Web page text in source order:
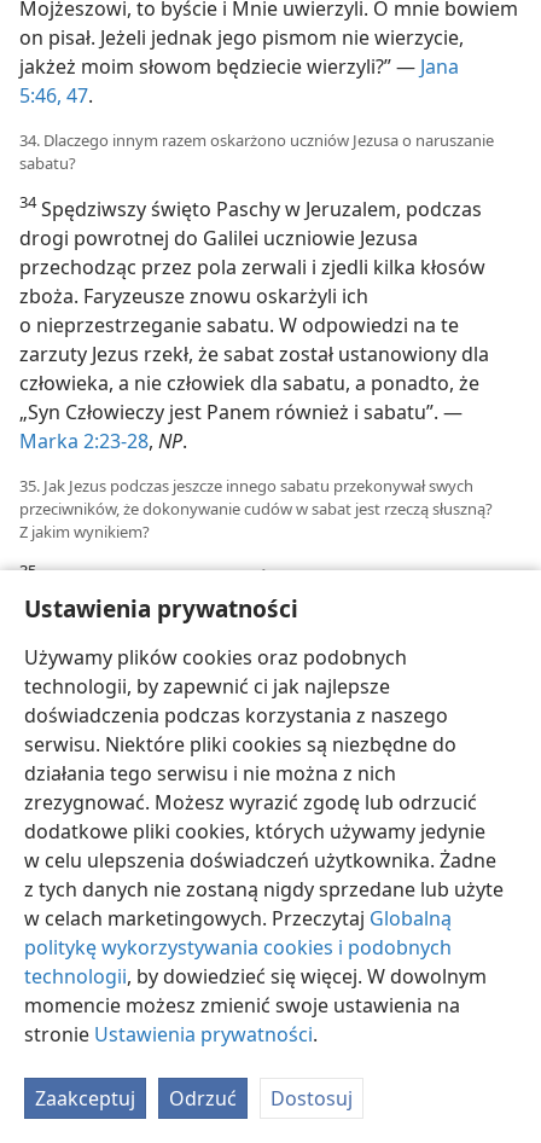
Ustawienia prywatności
Używamy plików cookies oraz podobnych
technologii, by zapewnić ci jak najlepsze
doświadczenia podczas korzystania z naszego
serwisu. Niektóre pliki cookies są niezbędne do
działania tego serwisu i nie można z nich
zrezygnować. Możesz wyrazić zgodę lub odrzucić
dodatkowe pliki cookies, których używamy jedynie
w celu ulepszenia doświadczeń użytkownika. Żadne
z tych danych nie zostaną nigdy sprzedane lub użyte
w celach marketingowych. Przeczytaj Globalną
politykę wykorzystywania cookies i podobnych
technologii, by dowiedzieć się więcej. W dowolnym
momencie możesz zmienić swoje ustawienia na
stronie Ustawienia prywatności.
Zaakceptuj Odrzuć Dostosuj
Mojżeszowi, to byście i Mnie uwierzyli. O mnie bowiem
on pisał. Jeżeli jednak jego pismom nie wierzycie,
jakżeż moim słowom będziecie wierzyli?” — Jana
5:46, 47.
34. Dlaczego innym razem oskarżono uczniów Jezusa o naruszanie
sabatu?
34Spędziwszy święto Paschy w Jeruzalem, podczas
drogi powrotnej do Galilei uczniowie Jezusa
przechodząc przez pola zerwali i zjedli kilka kłosów
zboża. Faryzeusze znowu oskarżyli ich
o nieprzestrzeganie sabatu. W odpowiedzi na te
zarzuty Jezus rzekł, że sabat został ustanowiony dla
człowieka, a nie człowiek dla sabatu, a ponadto, że
„Syn Człowieczy jest Panem również i sabatu”. —
Marka 2:23-28, NP.
35. Jak Jezus podczas jeszcze innego sabatu przekonywał swych
przeciwników, że dokonywanie cudów w sabat jest rzeczą słuszną?
Z jakim wynikiem?
35Zdarzyło się w inny dzień sabatu, że Jezus zaszedł do
synagogi, a faryzeusze mu się przypatrywali, czy
człowieka z uschłą ręką. Szukając zaczepki, czyli
podstawy do oskarżenia, zapytali go bezpośrednio:
„Czy wolno uzdrawiać w szabat?” Jezus w odpowiedzi
także ich zapytał: „Kto z was, jeśli ma jedną owcę i jeśli
mu ta w dół wpadnie w szabat, nie chwyci i nie
wyciągnie jej?” Następnie kazał owemu człowiekowi
wyciągnąć uschłą rękę, która natychmiast stała się tak
samo zdrowa jak druga. Czy może tym razem ci
faryzejscy religianci oddali chwałę Bogu, ujrzawszy
potwierdzenie przez Niego mesjańskiego
posłannictwa Jezusa? Otóż nie, wręcz przeciwnie:
ogarnięci szałem „wyszli i odbyli naradę przeciw
Niemu, w jaki sposób go zgładzić”. Z drugiej strony
widzimy ponownie, że ten ‚Pan sabatu’ bynajmniej się
i przez siedem dni w tygodniu wykonywał pracę, jaką